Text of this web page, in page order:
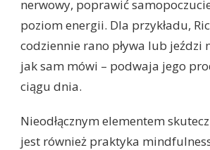
nerwowy, poprawić
poziom energii. Dla przykładu,
codziennie rano pływa lub jeździ
jak sam mówi – podwaja jego
ciągu dnia.
Nieodłącznym elementem
jest również praktyka